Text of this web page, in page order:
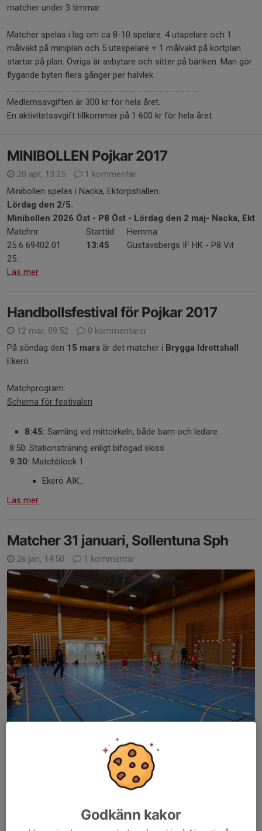
matcher under 3 timmar.
Matcher spelas i lag om ca 8-10 spelare. 4 utspelare och 1
målvakt på miniplan och 5 utespelare + 1 målvakt på kortplan
startar på plan. Övriga är avbytare och sitter på bänken. Man gör
flygande byten flera gånger per halvlek.
.............................................................................................................
Medlemsavgiften är 300 kr för hela året.
En aktivitetsavgift tillkommer på 1 600 kr för hela året.
MINIBOLLEN Pojkar 2017
20 apr, 13:25
1 kommentar
Minibollen spelas i Nacka, Ektorpshallen.
Lördag den 2/5.
Minibollen 2026 Öst - P8 Öst - Lördag den 2 maj- Nacka,
Matchnr
Starttid
Hemma
25 6 69402 01
13:45
Gustavsbergs IF HK - P8 Vit
25...
Läs mer
Handbollsfestival för Pojkar 2017
12 mar, 09:52
0 kommentarer
På söndag den 15 mars är det matcher i Brygga Idrottshall
Ekerö.
Matchprogram:
Schema för festivalen
8:45: Samling vid mittcirkeln, både barn och ledare
8:50: Stationsträning enligt bifogad skiss
9:30: Matchblock 1
Ekerö AIK...
Läs mer
Matcher 31 januari, Sollentuna Sph
26 jan, 14:50 1 kommentar
Lördag den 31 januari är det dags igen.
Ledarträff på plan 08:30.
Gemensam uppvärmning klockan 08:45.
Godkänn kakor